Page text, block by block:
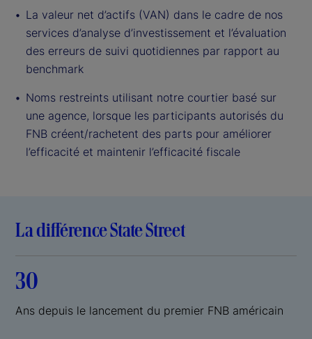
La valeur net d’actifs (VAN) dans le cadre de nos
services d’analyse d’investissement et l’évaluation
des erreurs de suivi quotidiennes par rapport au
benchmark
Noms restreints utilisant notre courtier basé sur
une agence, lorsque les participants autorisés du
FNB créent/rachetent des parts pour améliorer
l’efficacité et maintenir l’efficacité fiscale
La différence State Street
30
Ans depuis le lancement du premier FNB américain